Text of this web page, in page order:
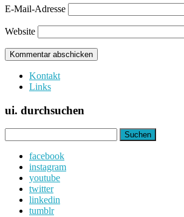
E-Mail-Adresse
Website
Kontakt
Links
ui. durchsuchen
nach:
facebook
instagram
youtube
twitter
linkedin
tumblr